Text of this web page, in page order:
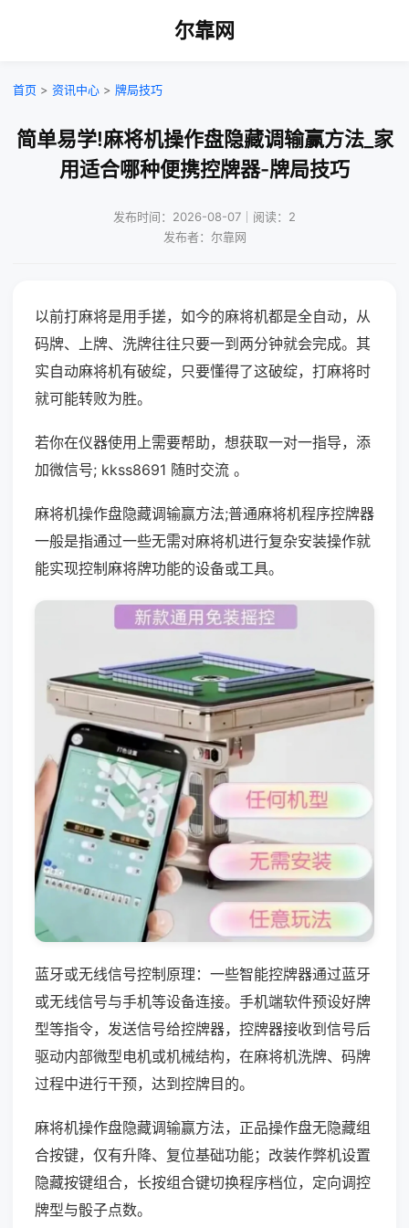
尔靠网
首页 > 资讯中心 > 牌局技巧
简单易学!麻将机操作盘隐藏调输赢方法_家
用适合哪种便携控牌器-牌局技巧
发布时间：2026-08-07｜阅读：2
发布者：尔靠网
以前打麻将是用手搓，如今的麻将机都是全自动，从
码牌、上牌、洗牌往往只要一到两分钟就会完成。其
实自动麻将机有破绽，只要懂得了这破绽，打麻将时
就可能转败为胜。
若你在仪器使用上需要帮助，想获取一对一指导，添
加微信号; kkss8691 随时交流 。
麻将机操作盘隐藏调输赢方法;普通麻将机程序控牌器
一般是指通过一些无需对麻将机进行复杂安装操作就
能实现控制麻将牌功能的设备或工具。
蓝牙或无线信号控制原理：一些智能控牌器通过蓝牙
或无线信号与手机等设备连接。手机端软件预设好牌
型等指令，发送信号给控牌器，控牌器接收到信号后
驱动内部微型电机或机械结构，在麻将机洗牌、码牌
过程中进行干预，达到控牌目的。
麻将机操作盘隐藏调输赢方法，正品操作盘无隐藏组
合按键，仅有升降、复位基础功能；改装作弊机设置
隐藏按键组合，长按组合键切换程序档位，定向调控
牌型与骰子点数。